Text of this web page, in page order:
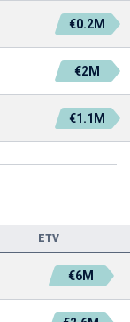
€0.2M
€2M
€1.1M
ETV
€6M